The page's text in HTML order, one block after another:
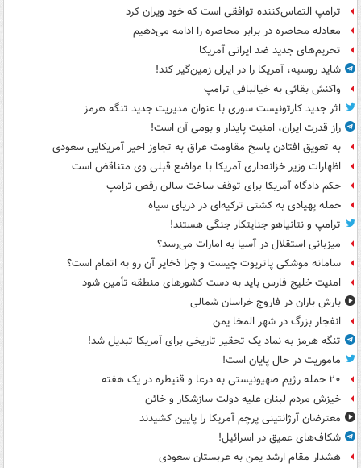
ترامپ التماس‌کننده توافقی است که خود ویران کرد
معادله محاصره در برابر محاصره را ادامه می‌دهیم
تحریم‌های جدید ضد ایرانی آمریکا
شاید روسیه، آمریکا را در ایران زمین‌گیر کند!
واکنش بقائی به خیالبافی ترامپ
اثر جدید کارتونیست سوری با عنوان مدیریت جدید تنگه هرمز
راز قدرت ایران، امنیت پایدار و بومی آن است!
به تعویق افتادن پاسخ مقاومت عراق به تجاوز اخیر آمریکایی سعودی
اظهارات وزیر خزانه‌داری آمریکا با مواضع قبلی وی متناقض است
حکم دادگاه آمریکا برای توقف ساخت سالن رقص ترامپ
حمله پهپادی به کشتی ترکیه‌ای در دریای سیاه
ترامپ و نتانیاهو جنایتکار جنگی هستند!
میزبانی استقلال در آسیا به امارات می‌رسد؟
سامانه موشکی پاتریوت چیست و چرا ذخایر آن رو به اتمام است؟
امنیت خلیج فارس باید به دست کشورهای منطقه تأمین شود
بارش باران در فاروج خراسان شمالی
انفجار بزرگ در شهر المخا یمن
تنگه هرمز به نماد یک تحقیر تاریخی برای آمریکا تبدیل شد!
ماموریت در حال پایان است!
۲۰ حمله رژیم صهیونیستی به درعا و قنیطره در یک هفته
خیزش مردم لبنان علیه دولت سازشکار و خائن
معترضان آرژانتینی پرچم آمریکا را پایین کشیدند
شکاف‌های عمیق در اسرائیل!
هشدار مقام ارشد یمن به عربستان سعودی